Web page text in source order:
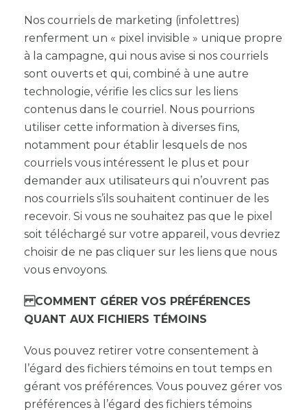
Nos courriels de marketing (infolettres)
renferment un « pixel invisible » unique propre
à la campagne, qui nous avise si nos courriels
sont ouverts et qui, combiné à une autre
technologie, vérifie les clics sur les liens
contenus dans le courriel. Nous pourrions
utiliser cette information à diverses fins,
notamment pour établir lesquels de nos
courriels vous intéressent le plus et pour
demander aux utilisateurs qui n’ouvrent pas
nos courriels s’ils souhaitent continuer de les
recevoir. Si vous ne souhaitez pas que le pixel
soit téléchargé sur votre appareil, vous devriez
choisir de ne pas cliquer sur les liens que nous
vous envoyons.
COMMENT GÉRER VOS PRÉFÉRENCES
QUANT AUX FICHIERS TÉMOINS
Vous pouvez retirer votre consentement à
l’égard des fichiers témoins en tout temps en
gérant vos préférences. Vous pouvez gérer vos
préférences à l’égard des fichiers témoins